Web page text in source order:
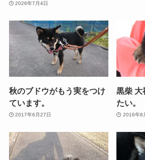
2026年7月4日
秋のブドウがもう実をつけ
ています。
2017年6月27日
黒柴 大
たい。
2016年8